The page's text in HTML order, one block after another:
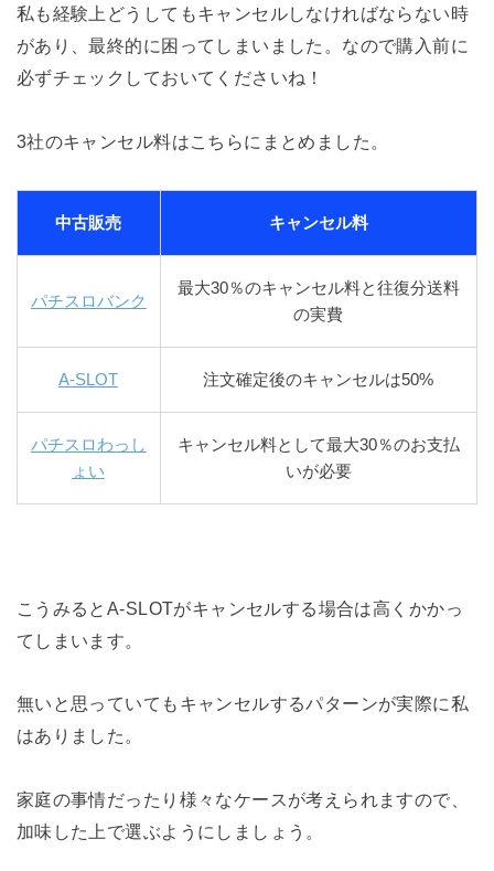
私も経験上どうしてもキャンセルしなければならない時
があり、最終的に困ってしまいました。なので購入前に
必ずチェックしておいてくださいね！
3社のキャンセル料はこちらにまとめました。
中古販売 キャンセル料
パチスロバンク
最大30％のキャンセル料と往復分送料
の実費
A-SLOT 注文確定後のキャンセルは50%
パチスロわっし
ょい
キャンセル料として最大30％のお支払
いが必要
こうみるとA-SLOTがキャンセルする場合は高くかかっ
てしまいます。
無いと思っていてもキャンセルするパターンが実際に私
はありました。
家庭の事情だったり様々なケースが考えられますので、
加味した上で選ぶようにしましょう。